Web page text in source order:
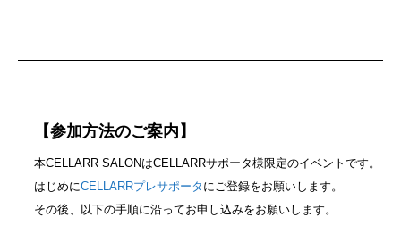
【参加方法のご案内】
本CELLARR SALONはCELLARRサポータ様限定のイベントです。
はじめにCELLARRプレサポータ にご登録をお願いします。
その後、以下の手順に沿ってお申し込みをお願いします。